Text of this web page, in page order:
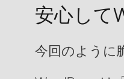
安心して
今回のように